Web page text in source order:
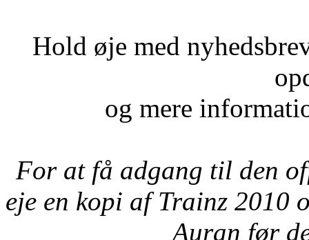
Hold øje med
og mere
For at få adgang til den
eje en kopi af Trainz 2010
Auran før